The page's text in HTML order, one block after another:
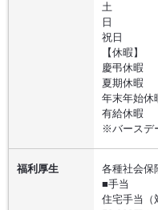
土
日
祝日
【休暇】
慶弔休暇
夏期休暇
年末年始休
有給休暇
※バースデ
福利厚生
各種社会保
■手当
住宅手当（